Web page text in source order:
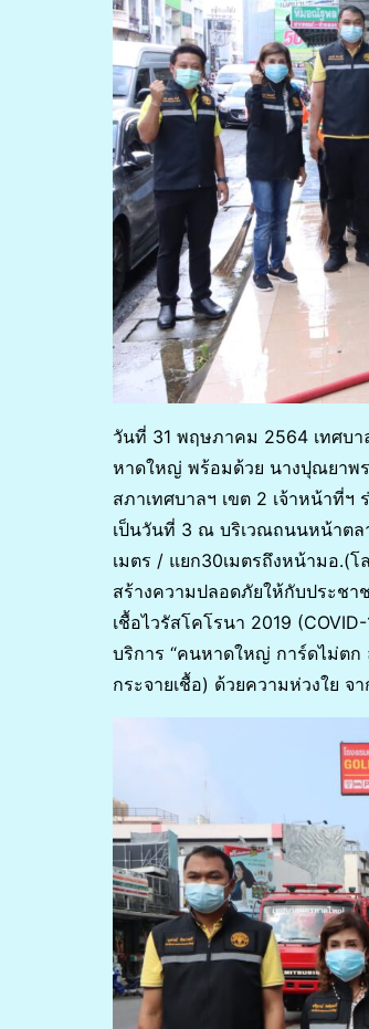
วันที่ 31 พฤษภาคม 2564 เทศบ
หาดใหญ่ พร้อมด้วย นางปุณยาพ
สภาเทศบาลฯ เขต 2 เจ้าหน้าที่ฯ
เป็นวันที่ 3 ณ บริเวณถนนหน้าตล
เมตร / แยก30เมตรถึงหน้ามอ.(โ
สร้างความปลอดภัยให้กับประช
เชื้อไวรัสโคโรนา 2019
บริการ “คนหาดใหญ่ การ์ดไม่ตก
กระจายเชื้อ) ด้วยความห่วงใย จ